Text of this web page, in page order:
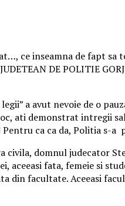
ce inseamna de fapt sa
DE POLITIE
a avut nevoie de o
ati demonstrat intregii
ca ca da, Politia s-a
domnul judecator
aceeasi fata, femeie si
din facultate. Aceeasi